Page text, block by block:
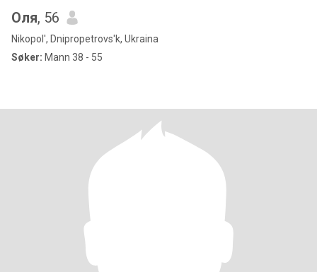
Оля, 56
Nikopol', Dnipropetrovs'k, Ukraina
Søker: Mann 38 - 55